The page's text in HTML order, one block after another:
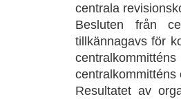
centrala
Besluten från
tillkännagavs för
centralkommitténs
Resultatet av